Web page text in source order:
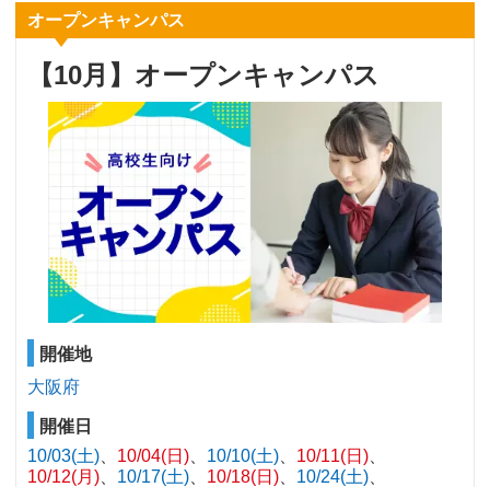
オープンキャンパス
【10月】オープンキャンパス
開催地
大阪府
開催日
10/03(土)
10/04(日) 10/10(土)
10/11(日)
10/12(月)
10/17(土) 10/18(日) 10/24(土)